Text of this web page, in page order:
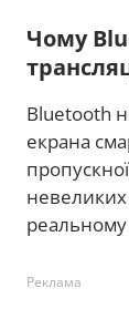
Чому
Bluetooth
екрана
невеликих
реальному
Реклама